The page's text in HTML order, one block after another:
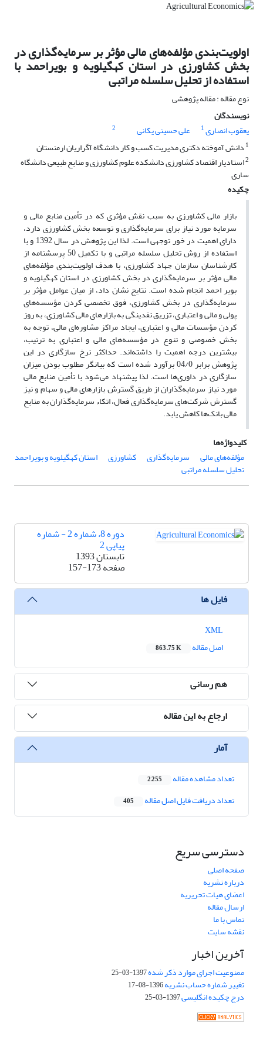
اولویت‌بندی مؤلفه‌های مالی مؤثر بر سرمایه‌گذاری در
بخش کشاورزی در استان کهگیلویه و بویراحمد با
استفاده از تحلیل سلسله مراتبی
نوع مقاله : مقاله پژوهشی
نویسندگان
یعقوب انصاری1 علی حسینی یکانی
2
1 دانش آموخته دکتری مدیریت کسب و کار دانشگاه آگراریان ارمنستان
2استادیار اقتصاد کشاورزی دانشکده علوم کشاورزی و منابع طبیعی دانشگاه
ساری
چکیده
بازار مالی کشاورزی به سبب نقش مؤثری که در تأمین منابع مالی و
سرمایه مورد نیاز برای سرمایه‌گذاری و توسعه بخش کشاورزی دارد،
دارای اهمیت در خور توجهی است. لذا این پژوهش در سال 1392 و با
استفاده از روش تحلیل سلسله مراتبی و با تکمیل 50 پرسشنامه از
کارشناسان سازمان جهاد کشاورزی، با هدف اولویت‌بندی مؤلفه‌های
مالی مؤثر بر سرمایه‌گذاری در بخش کشاورزی در استان کهگیلویه و
بویر احمد انجام شده است. نتایج نشان داد، از میان عوامل مؤثر بر
سرمایه‌گذاری در بخش کشاورزی، فوق تخصصی کردن مؤسسه‌های
پولی و مالی و اعتباری، تزریق نقدینگی به بازارهای مالی کشاورزی، به روز
کردن مؤسسات مالی و اعتباری، ایجاد مراکز مشاوره‌ای مالی، توجه به
بخش خصوصی و تنوع در مؤسسه‌های مالی و اعتباری به ترتیب،
بیشترین درجه اهمیت را داشته‌اند. حداکثر نرخ سازگاری در این
پژوهش برابر 04/0 برآورد شده است که بیانگر مطلوب بودن میزان
سازگاری در داوری‌ها است. لذا پیشنهاد می‌شود با تأمین منابع مالی
مورد نیاز سرمایه‌گذاران از طریق گسترش بازارهای مالی و سهام و نیز
گسترش شرکت‌های سرمایه‌گذاری فعال، اتکاء سرمایه‌گذاران به منابع
مالی بانک‌ها کاهش یابد.
کلیدواژه‌ها
مؤلفه‌های مالی
سرمایه‌گذاری کشاورزی استان کهگیلویه و بویراحمد
تحلیل سلسله مراتبی
دوره 8، شماره 2 - شماره
پیاپی 2
تابستان 1393
صفحه157-173
فایل ها
اصل مقاله
863.75 K
هم رسانی
ارجاع به این مقاله
آمار
تعداد مشاهده مقاله 2,255
تعداد دریافت فایل اصل مقاله 405
دسترسی سریع
صفحه اصلی
درباره نشریه
اعضای هیات تحریریه
ارسال مقاله
تماس با ما
نقشه سایت
آخرین اخبار
ممنوعیت اجرای موارد ذکر شده1397-03-25
تغییر شماره حساب نشریه1396-08-17
درج چکیده انگلیسی1397-03-25